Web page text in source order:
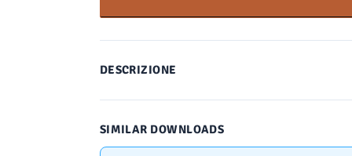
DESCRIZIONE
SIMILAR DOWNLOADS